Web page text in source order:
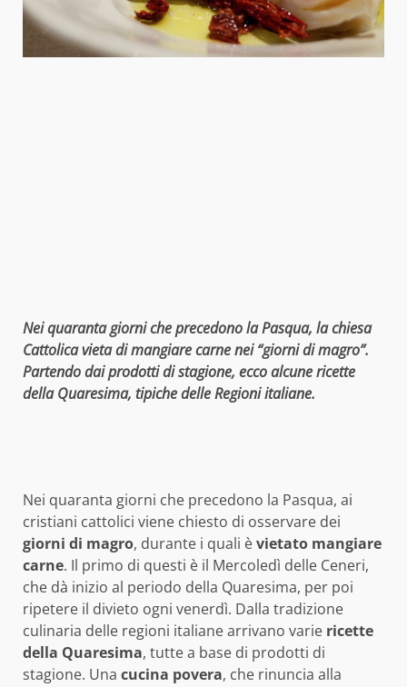
Nei quaranta giorni che precedono la Pasqua, la chiesa
Cattolica vieta di mangiare carne nei “giorni di magro”.
Partendo dai prodotti di stagione, ecco alcune ricette
della Quaresima, tipiche delle Regioni italiane.
Nei quaranta giorni che precedono la Pasqua, ai
cristiani cattolici viene chiesto di osservare dei
giorni di magro, durante i quali èvietato mangiare
carne. Il primo di questi è il Mercoledì delle Ceneri,
che dà inizio al periodo della Quaresima, per poi
ripetere il divieto ogni venerdì. Dalla tradizione
culinaria delle regioni italiane arrivano varie ricette
della Quaresima, tutte a base di prodotti di
stagione. Una cucina povera, che rinuncia alla